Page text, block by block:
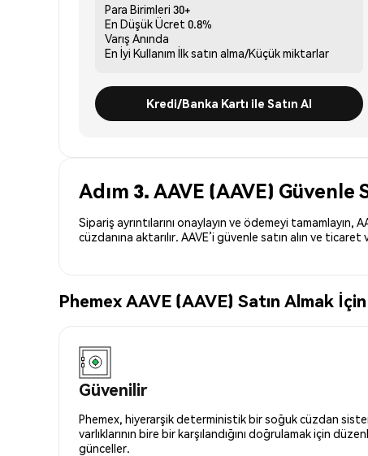
Para Birimleri 30+
En Düşük Ücret 0.8%
Varış Anında
En İyi Kullanım İlk satın alma/Küçük miktarlar
Kredi/Banka Kartı ile Satın Al
Adım 3. AAVE (AAVE) Güvenle
Sipariş ayrıntılarını onaylayın ve ödemeyi tamamlayın,
cüzdanına aktarılır. AAVE’i güvenle satın alın ve
Phemex AAVE (AAVE) Satın Almak
Güvenilir
Phemex, hiyerarşik deterministik bir soğuk cüzdan
varlıklarının bire bir karşılandığını doğrulamak için
günceller.